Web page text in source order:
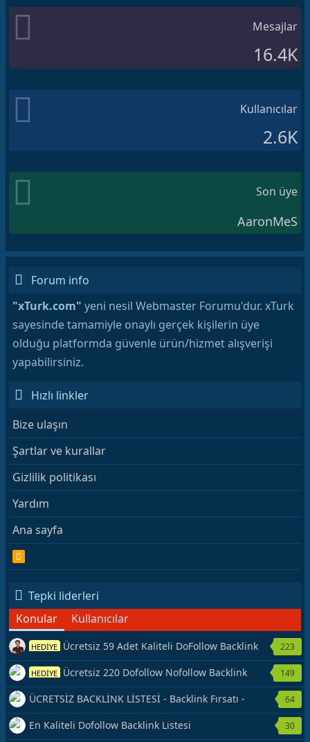
Mesajlar
16.4K
Kullanıcılar
2.6K
Son üye
AaronMeS
Forum info
"xTurk.com" yeni nesil Webmaster Forumu'dur. xTurk
sayesinde tamamiyle onaylı gerçek kişilerin üye
olduğu platformda güvenle ürün/hizmet alışverişi
yapabilirsiniz.
Hızlı linkler
Bize ulaşın
Şartlar ve kurallar
Gizlilik politikası
Yardım
Ana sayfa
S
Tepki liderleri
Konular
Kullanıcılar
HEDİYE Ücretsiz 59 Adet Kaliteli DoFollow Backlink
Kaynağı Veriyorum.
223
HEDİYE Ücretsiz 220 Dofollow Nofollow Backlink
Veriyorum
149
ÜCRETSİZ BACKLİNK LİSTESİ - Backlink Fırsatı -
Hemen Yetiş!
64
En Kaliteli Dofollow Backlink Listesi 30